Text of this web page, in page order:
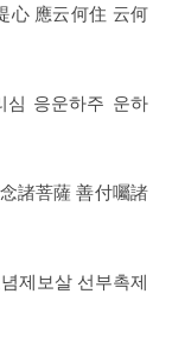
心 應云何住 云何
심 응운하주 운하
諸菩薩 善付囑諸
제보살 선부촉제